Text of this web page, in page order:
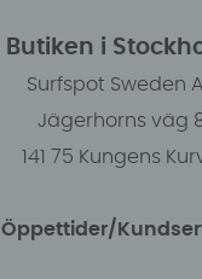
Butiken i
Surfspot Sweden
Jägerhorns väg
141 75 Kungens
Öppettider/